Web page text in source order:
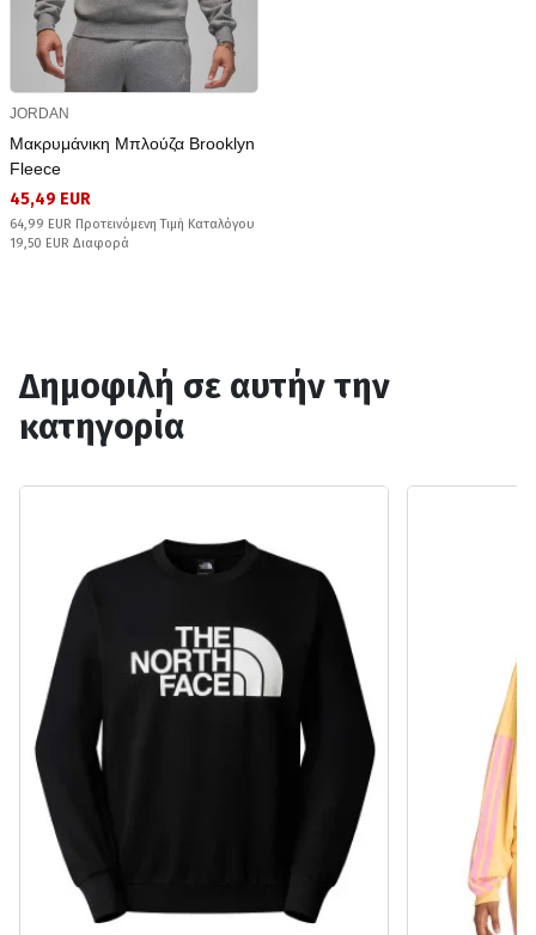
JORDAN
Μακρυμάνικη Μπλούζα Brooklyn
Fleece
45,49 EUR
64,99 EUR Προτεινόμενη Τιμή Καταλόγου
19,50 EUR Διαφορά
Δημοφιλή σε αυτήν την
κατηγορία